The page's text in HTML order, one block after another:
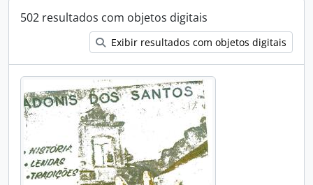
502 resultados com objetos digitais
Exibir resultados com objetos digitais